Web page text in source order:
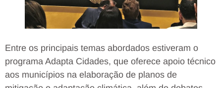
Entre os principais temas abordados estiveram o
programa Adapta Cidades, que oferece apoio técnico
aos municípios na elaboração de planos de